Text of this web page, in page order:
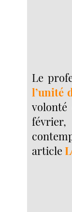
Le
l’unité
février,
article